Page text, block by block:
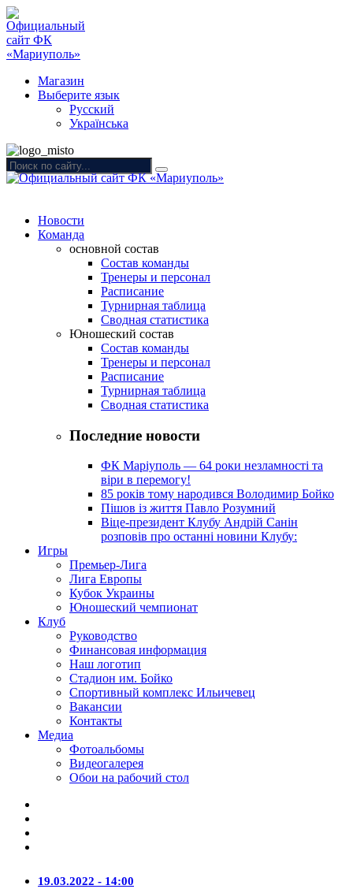
Магазин
Выберите язык
Русский
Українська
Новости
Команда
основной состав
Состав команды
Тренеры и персонал
Расписание
Турнирная таблица
Сводная статистика
Юношеский состав
Состав команды
Тренеры и персонал
Расписание
Турнирная таблица
Сводная статистика
Последние новости
ФК Маріуполь — 64 роки незламності та
віри в перемогу!
85 років тому народився Володимир Бойко
Пішов із життя Павло Розумний
Віце-президент Клубу Андрій Санін
розповів про останні новини Клубу:
Игры
Премьер-Лига
Лига Европы
Кубок Украины
Юношеский чемпионат
Клуб
Руководство
Финансовая информация
Наш логотип
Стадион им. Бойко
Спортивный комплекс Ильичевец
Вакансии
Контакты
Медиа
Фотоальбомы
Видеогалерея
Обои на рабочий стол
19.03.2022 - 14:00